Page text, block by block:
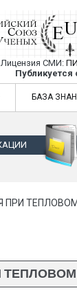
Союз
Лицензия СМИ:
Публикуется
—
БАЗА
ПРИ